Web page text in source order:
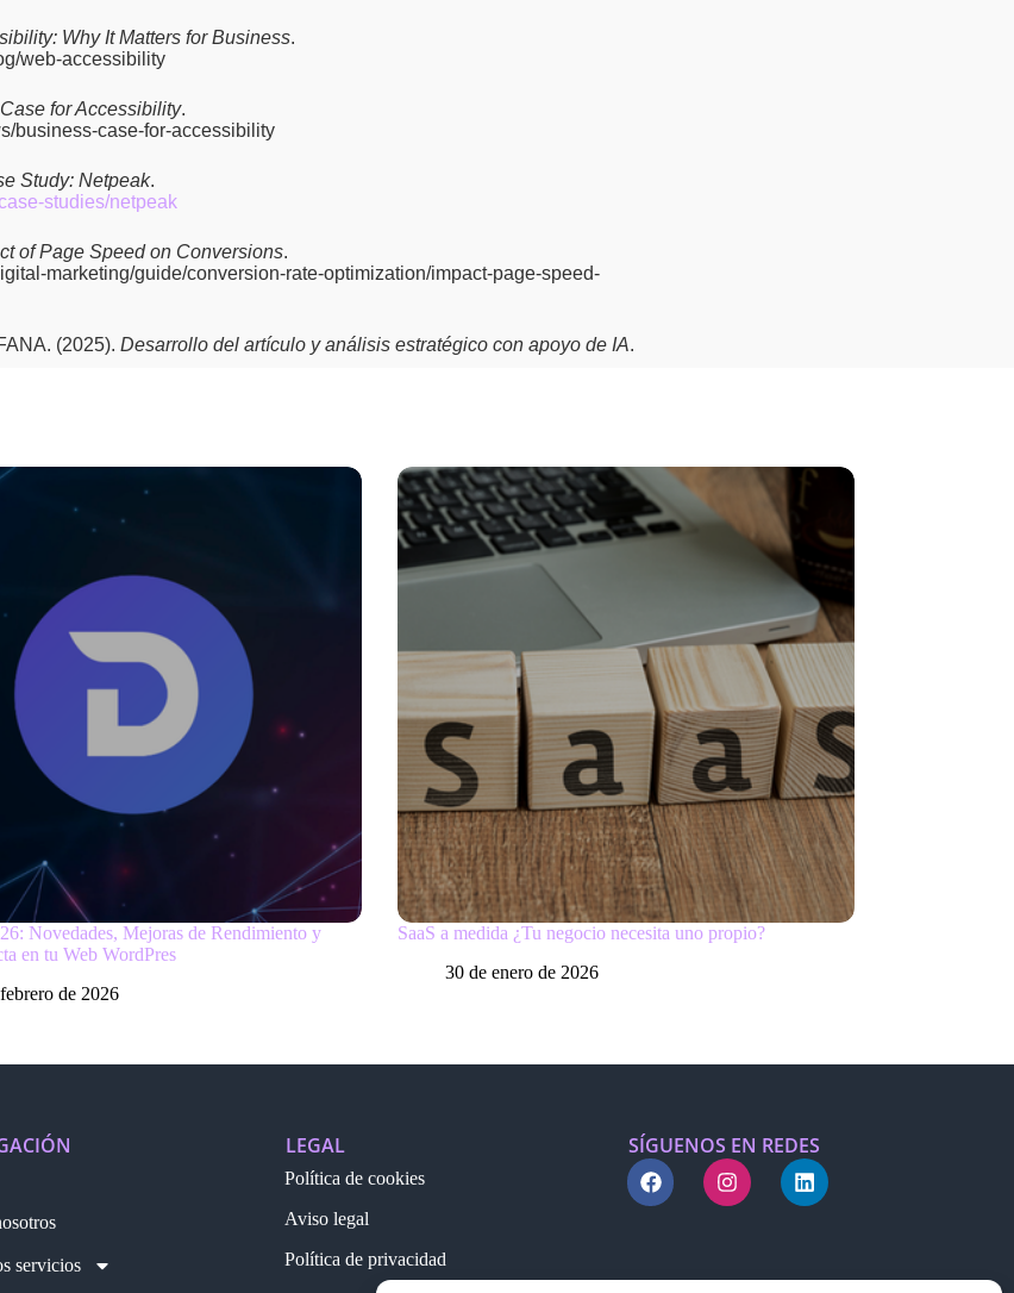
Why It Matters for Business.
web-accessibility
for Accessibility.
business-case-for-accessibility
Study: Netpeak.
studies/netpeak
of Page Speed on Conversions.
marketing/guide/conversion-rate-optimization/impact-page-speed-
(2025). Desarrollo del artículo y análisis estratégico con apoyo de IA.
Novedades, Mejoras de Rendimiento y
en tu Web WordPres
de 2026
SaaS a medida ¿Tu negocio necesita uno propio?
30 de enero de 2026
servicios
LEGAL
Política de cookies
Aviso legal
Política de privacidad
SÍGUENOS EN REDES